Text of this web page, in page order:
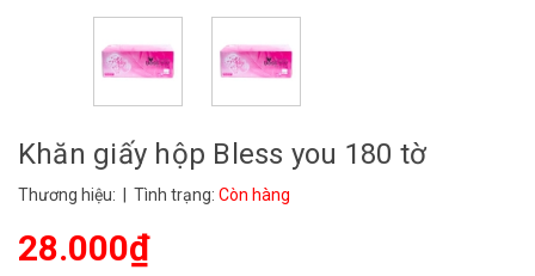
Khăn giấy hộp Bless you 180 tờ
Thương hiệu: | Tình trạng: Còn hàng
28.000₫